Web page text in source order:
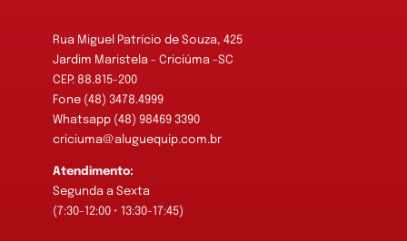
Rua Miguel Patrício de Souza, 425
Jardim Maristela - Criciúma -SC
CEP: 88.815-200
Fone (48) 3478.4999
Whatsapp (48) 98469 3390
criciuma@aluguequip.com.br
Atendimento:
Segunda a Sexta
(7:30-12:00 • 13:30-17:45)